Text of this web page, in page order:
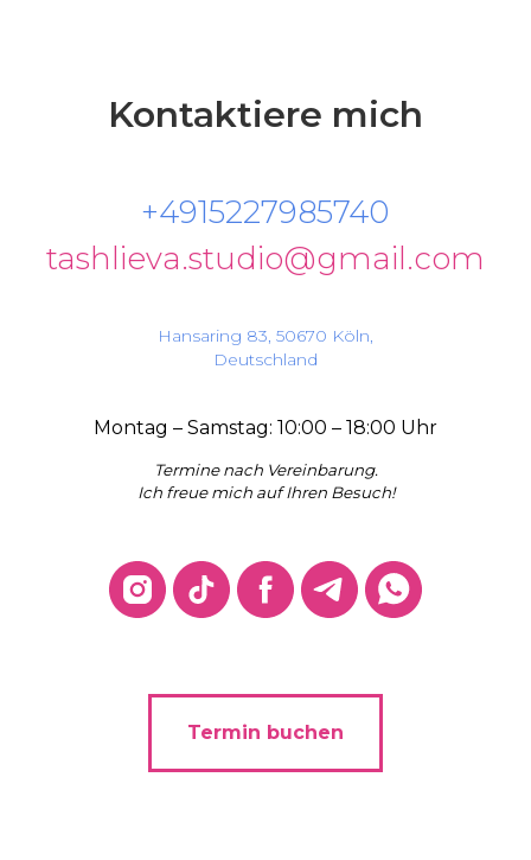
Kontaktiere mich
+4915227985740
tashlieva.studio@gmail.com
Hansaring 83, 50670 Köln,
Deutschland
Montag – Samstag: 10:00 – 18:00 Uhr
Termine nach Vereinbarung.
Ich freue mich auf Ihren Besuch!
Termin buchen